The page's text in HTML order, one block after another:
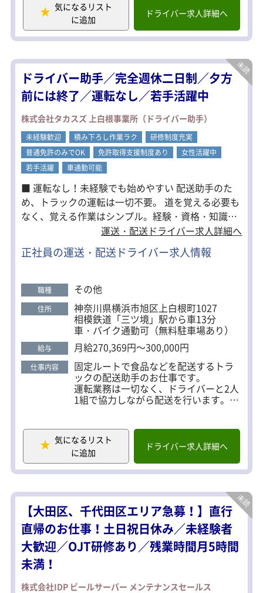
具体的には…
・建設機械の定期点検・メンテナンス
・故障時の修理対応
・部品交換や整備作業
・お客様機械の点検・修理
・現場での出張修理（状況に応じて対
応）
機械が安全かつ正常に稼働するよう、
現場を支える大切な仕事です。
■未経験歓迎
未経験の方は見習いからスタート可
能。
工具の使い方や基本的な作業から丁寧
す。
実務を通して少しずつ技術を身につ
け、
将来的には一人前の整備士として活躍
していただきます。
気になるリスト
に追加
ドライバー求人詳細へ
ドライバー助手／完全週休二日制／夕方
前には終了／運転なし／若手活躍中
株式会社タカスズ 上白根事業所（ドライバー助手）
未経験歓迎 積み下ろし作業ラク
研修制度充実
普通免許のみでOK
免許取得支援制度あり
女性活躍中
若手活躍
車通勤可能
■ 運転なし！未経験でも始めやすい 配送助手のた
め、トラックの運転は一切不要。 道を覚える必要も
なく、覚える作業はシンプル。経験・資格・知識は
と一緒に行動するため、1人で抱え込む心配なし。
先輩スタッフが丁寧にフォローするので、困ったこ
＆早上がりあり 毎週水曜・日曜は固定休みで予定が
立てやすい環境。 配送が早く終われば、その分早く
帰宅できる日も多数。 祝日などは午前中で終了する
こともあり、プライベートを大切にできます。 ■ 安
定企業で長く働ける 設立50年の食品物流の安定企
業。 体制強化のための増員募集なので、腰を据えて
長く働きたい方にもおすすめです。
運送・配送ドライバー求人詳細へ
正社員の運送・配送ドライバー求人情報
職種 その他
住所 神奈川県横浜市旭区上白根町1027
相模鉄道「三ツ境」駅から車13分
車・バイク通勤可（無料駐車場あり）
給与 月給270,369円～300,000円
仕事内容 固定ルートで食品などを配送するトラ
ックの配送助手のお仕事です。
運転業務は一切なく、ドライバーと2人
1組で協力しながら配送を行います。
・荷物の積み込み・積み下ろし
・納品時のサポート
・簡単な伝票整理 など
決まった作業が中心なので、未経験の
方でもすぐに慣れていただけます。
「運転は不安…」「裏方として支える
仕事がしたい」という方にぴったりで
す。
気になるリスト
に追加
ドライバー求人詳細へ
【大田区、千代田区エリア急募！】直行
直帰のお仕事！土日祝日休み／未経験者
大歓迎／OJT研修あり／残業時間月5時間
未満！
株式会社IDP ビールサーバー メンテナンスセールス